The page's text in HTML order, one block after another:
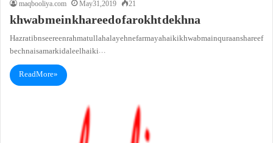
maqbooliya.com May 31, 2019 21
khwab mein khareed o farokht dekhna
Hazrat ibn seereen rahmatullah alayeh ne farmaya hai ki khwab main quraan shareef
bechna is amar ki daleel hai ki…
Read More »